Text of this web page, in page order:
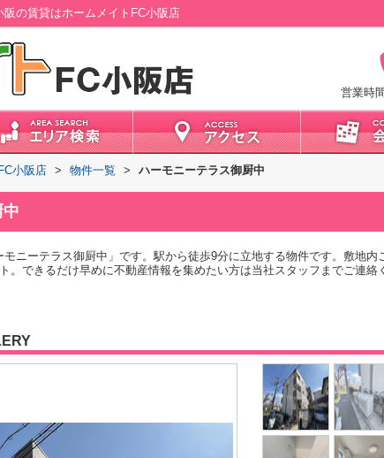
の賃貸はホームメイトFC小阪店
営業時
小阪店 > 物件一覧 > ハーモニーテラス御厨中
ニーテラス御厨中」です。駅から徒歩9分に立地する物件です。敷地
。できるだけ早めに不動産情報を集めたい方は当社スタッフまでご連